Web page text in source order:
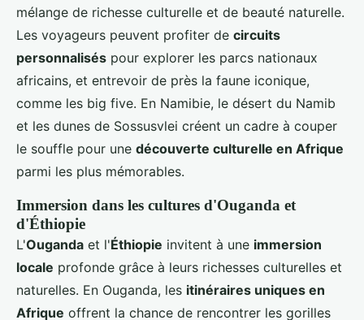
mélange de richesse culturelle et de beauté naturelle.
Les voyageurs peuvent profiter de circuits
personnalisés pour explorer les parcs nationaux
africains, et entrevoir de près la faune iconique,
comme les big five. En Namibie, le désert du Namib
et les dunes de Sossusvlei créent un cadre à couper
le souffle pour une découverte culturelle en Afrique
parmi les plus mémorables.
Immersion dans les cultures d'Ouganda et
d'Éthiopie
L'Ouganda et l'Éthiopie invitent à une immersion
locale profonde grâce à leurs richesses culturelles et
naturelles. En Ouganda, les itinéraires uniques en
Afrique offrent la chance de rencontrer les gorilles